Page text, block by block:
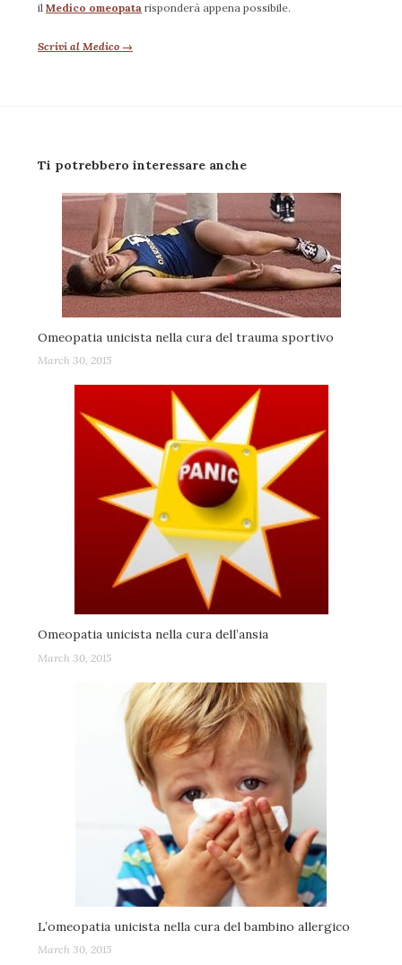
il Medico omeopata risponderà appena possibile.
Scrivi al Medico →
Ti potrebbero interessare anche
Omeopatia unicista nella cura del trauma sportivo
March 30, 2015
Omeopatia unicista nella cura dell’ansia
March 30, 2015
L’omeopatia unicista nella cura del bambino allergico
March 30, 2015